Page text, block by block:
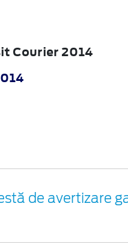
Courier 2014
de avertizare